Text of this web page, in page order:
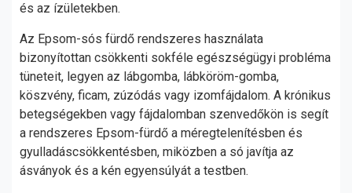
és az ízületekben.
Az Epsom-sós fürdő rendszeres használata
bizonyítottan csökkenti sokféle egészségügyi probléma
tüneteit, legyen az lábgomba, lábköröm-gomba,
köszvény, ficam, zúzódás vagy izomfájdalom. A krónikus
betegségekben vagy fájdalomban szenvedőkön is segít
a rendszeres Epsom-fürdő a méregtelenítésben és
gyulladáscsökkentésben, miközben a só javítja az
ásványok és a kén egyensúlyát a testben.